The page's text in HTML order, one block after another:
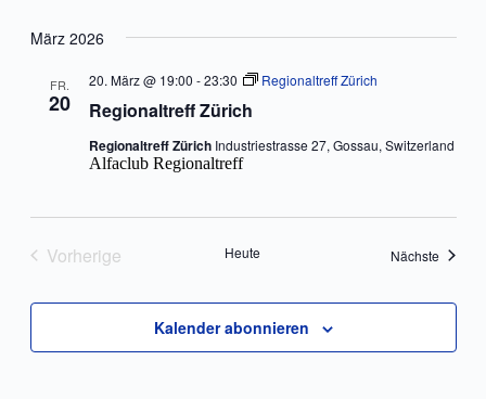
März 2026
FR.
20 Regionaltreff Zürich
20. März @ 19:00 -23:30 Regionaltreff Zürich
Regionaltreff Zürich Industriestrasse 27, Gossau, Switzerland
Alfaclub Regionaltreff
Vorherige
Heute Nächste
Kalender abonnieren